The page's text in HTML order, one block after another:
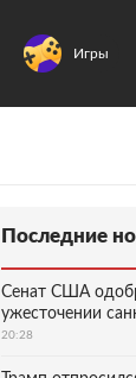
Игры
Последние
Сенат США
ужесточении
20:28